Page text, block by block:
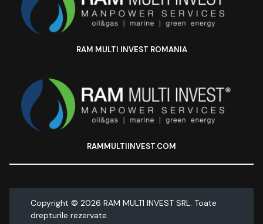
RAM MULTI INVEST ROMANIA
RAMMULTIINVEST.COM
Copyright © 2026 RAM MULTI INVEST SRL. Toate
drepturile rezervate.